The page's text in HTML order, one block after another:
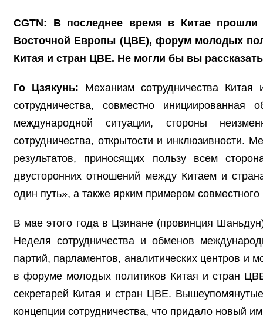
CGTN: В последнее время в Китае
Восточной Европы (ЦВЕ), форум молодых
Китая и стран ЦВЕ. Не могли бы вы
Го Цзякунь: Механизм сотрудничества
сотрудничества, совместно
международной ситуации, стороны
сотрудничества, открытости и инклюзивности.
результатов, приносящих пользу всем
двусторонних отношений между Китаем и
один путь», а также ярким примером
В мае этого года в Цзинане (провинция
Неделя сотрудничества и обменов
партий, парламентов, аналитических центров и
в форуме молодых политиков Китая и стран
секретарей Китая и стран ЦВЕ.
концепции сотрудничества, что придало новый